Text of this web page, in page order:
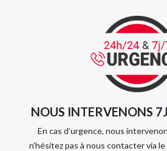
NOUS INTERVENONS
En cas d’urgence, nous
n’hésitez pas à nous contacter via